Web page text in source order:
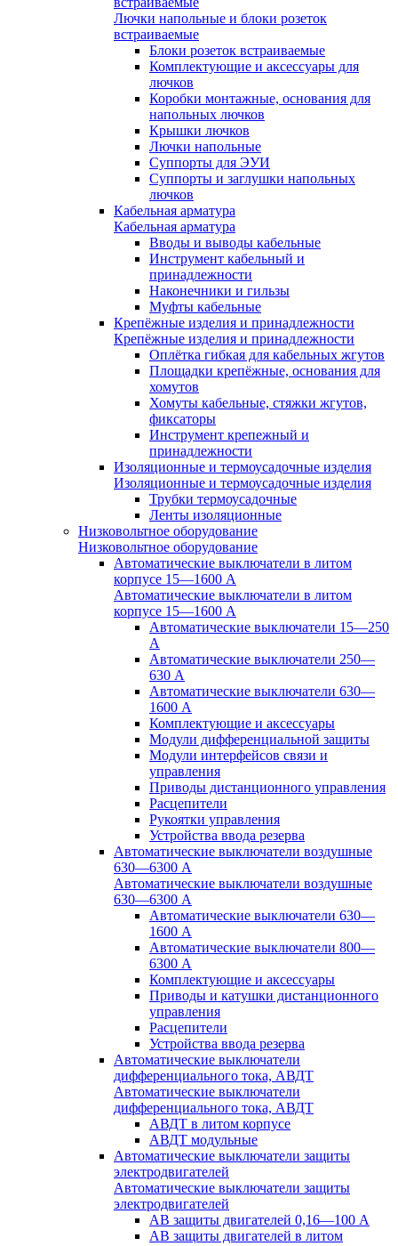
Лючки напольные и блоки розеток
встраиваемые
Блоки розеток встраиваемые
Комплектующие и аксессуары для
лючков
Коробки монтажные, основания для
напольных лючков
Крышки лючков
Лючки напольные
Суппорты для ЭУИ
Суппорты и заглушки напольных
лючков
Кабельная арматура
Кабельная арматура
Вводы и выводы кабельные
Инструмент кабельный и
принадлежности
Наконечники и гильзы
Муфты кабельные
Крепёжные изделия и принадлежности
Крепёжные изделия и принадлежности
Оплётка гибкая для кабельных жгутов
Площадки крепёжные, основания для
хомутов
Хомуты кабельные, стяжки жгутов,
фиксаторы
Инструмент крепежный и
принадлежности
Изоляционные и термоусадочные изделия
Изоляционные и термоусадочные изделия
Трубки термоусадочные
Ленты изоляционные
Низковольтное оборудование
Низковольтное оборудование
Автоматические выключатели в литом
корпусе 15—1600 А
Автоматические выключатели в литом
корпусе 15—1600 А
Автоматические выключатели 15—250
А
Автоматические выключатели 250—
630 А
Автоматические выключатели 630—
1600 А
Комплектующие и аксессуары
Модули дифференциальной защиты
Модули интерфейсов связи и
управления
Приводы дистанционного управления
Расцепители
Рукоятки управления
Устройства ввода резерва
Автоматические выключатели воздушные
630—6300 А
Автоматические выключатели воздушные
630—6300 А
Автоматические выключатели 630—
1600 А
Автоматические выключатели 800—
6300 А
Комплектующие и аксессуары
Приводы и катушки дистанционного
управления
Расцепители
Устройства ввода резерва
Автоматические выключатели
дифференциального тока, АВДТ
Автоматические выключатели
дифференциального тока, АВДТ
АВДТ в литом корпусе
АВДТ модульные
Автоматические выключатели защиты
электродвигателей
Автоматические выключатели защиты
электродвигателей
АВ защиты двигателей 0,16—100 А
АВ защиты двигателей в литом